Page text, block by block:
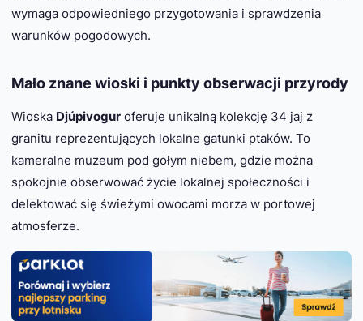
wymaga odpowiedniego przygotowania i sprawdzenia
warunków pogodowych.
Mało znane wioski i punkty obserwacji przyrody
Wioska Djúpivogur oferuje unikalną kolekcję 34 jaj z
granitu reprezentujących lokalne gatunki ptaków. To
kameralne muzeum pod gołym niebem, gdzie można
spokojnie obserwować życie lokalnej społeczności i
delektować się świeżymi owocami morza w portowej
atmosferze.